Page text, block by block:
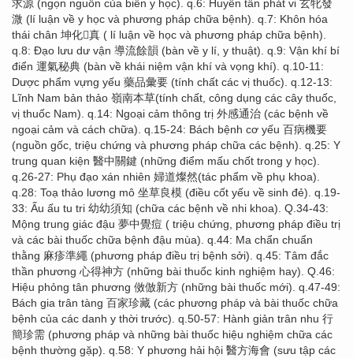
求源 (ngọn nguồn của biển y học). q.6: Huyễn tẫn phát vi 玄牝發
溦 (lí luận về y học và phương pháp chữa bệnh). q.7: Khôn hóa
thái chân 坤化񠈚真 ( lí luận về học và phương pháp chữa bệnh).
q.8: Đạo lưu dư vận 導流餘韻 (bàn về y lí, y thuật). q.9: Vận khí bí
điển 運氣秘典 (bàn về khái niệm vận khí và vọng khí). q.10-11:
Dược phẩm vựng yếu 藥品彙要 (tính chất các vị thuốc). q.12-13:
Lĩnh Nam bản thảo 嶺南本草(tính chất, công dụng các cây thuốc,
vị thuốc Nam). q.14: Ngoại cảm thông trị 外感通治 (các bệnh về
ngoại cảm và cách chữa). q.15-24: Bách bệnh cơ yếu 百病機要
(nguồn gốc, triệu chứng và phương pháp chữa các bệnh). q.25: Y
trung quan kiện 醫中關鍵 (những điểm mấu chốt trong y học).
q.26-27: Phụ đạo xán nhiên 婦道燦然(tác phẩm về phụ khoa).
q.28: Toạ thảo lương mô 坐草良模 (điều cốt yếu về sinh đẻ). q.19-
33: Ấu ấu tu tri 幼幼須知 (chữa các bệnh về nhi khoa). Q.34-43:
Mộng trung giác đậu 夢中覺痘 ( triệu chứng, phương pháp điều trị
và các bài thuốc chữa bệnh đậu mùa). q.44: Ma chẩn chuẩn
thằng 麻疹準繩 (phương pháp điều trị bệnh sởi). q.45: Tâm đắc
thần phương 心得神方 (những bài thuốc kinh nghiệm hay). Q.46:
Hiệu phỏng tân phương 傚倣新方 (những bài thuốc mới). q.47-49:
Bách gia trân tàng 百家珍藏 (các phương pháp và bài thuốc chữa
bệnh của các danh y thời trước). q.50-57: Hành giản trân nhu 行
簡珍需 (phương pháp và những bài thuốc hiệu nghiệm chữa các
bệnh thường gặp). q.58: Y phương hải hội 醫方海會 (sưu tập các